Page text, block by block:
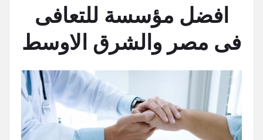
افضل مؤسسة للتعافى
فى مصر والشرق الاوسط